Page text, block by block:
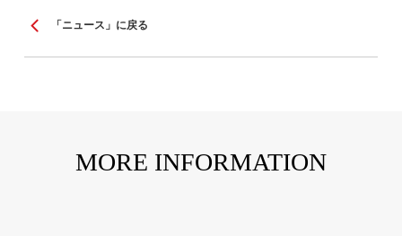
「ニュース」に戻る
MORE INFORMATION